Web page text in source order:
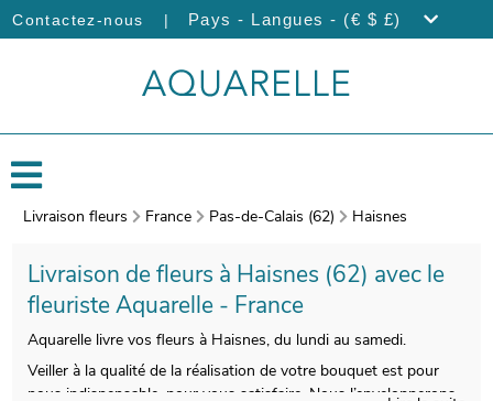
Contactez-nous | Pays - Langues - (€ $ £)
Livraison fleurs France Pas-de-Calais (62) Haisnes
Livraison de fleurs à Haisnes (62) avec le
fleuriste Aquarelle - France
Aquarelle livre vos fleurs à Haisnes, du lundi au samedi.
Veiller à la qualité de la réalisation de votre bouquet est pour
nous indispensable, pour vous satisfaire. Nous l’envelopperons